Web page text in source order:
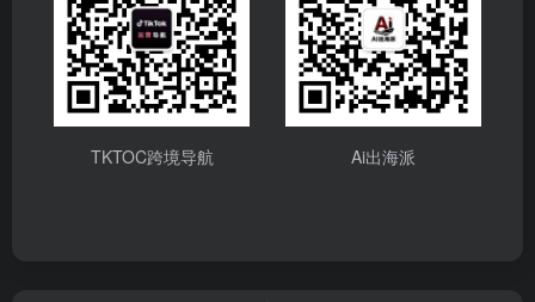
TKTOC跨境导航 Ai出海派